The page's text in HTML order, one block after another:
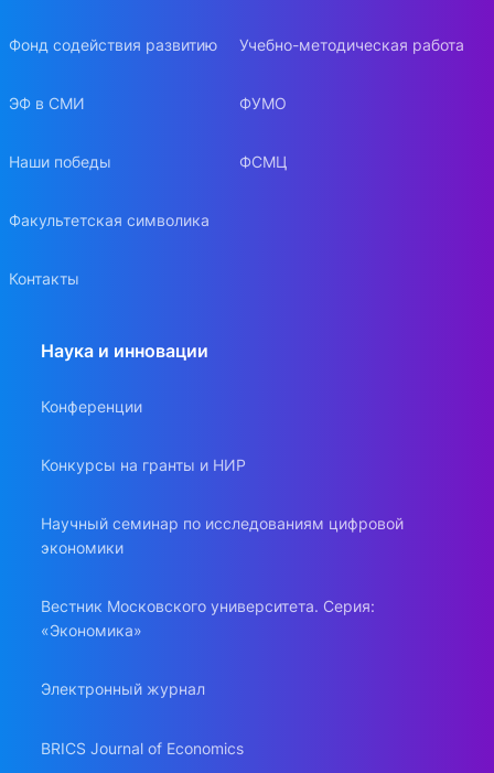
Фонд содействия развитию
ЭФ в СМИ
Наши победы
Факультетская символика
Контакты
Учебно-методическая работа
ФУМО
ФСМЦ
Наука и инновации
Конференции
Конкурсы на гранты и НИР
Научный семинар по исследованиям цифровой
экономики
Вестник Московского университета. Серия:
«Экономика»
Электронный журнал
BRICS Journal of Economics